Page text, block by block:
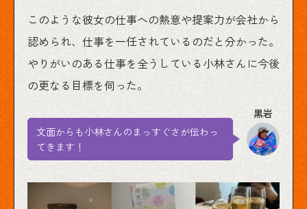
このような彼女の仕事への熱意や提案力が会社から
認められ、仕事を一任されているのだと分かった。
やりがいのある仕事を全うしている小林さんに今後
の更なる目標を伺った。
文面からも小林さんのまっすぐさが伝わっ
てきます！